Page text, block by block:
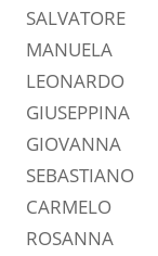
SALVATORE
MANUELA
LEONARDO
GIUSEPPINA
GIOVANNA
SEBASTIANO
CARMELO
ROSANNA